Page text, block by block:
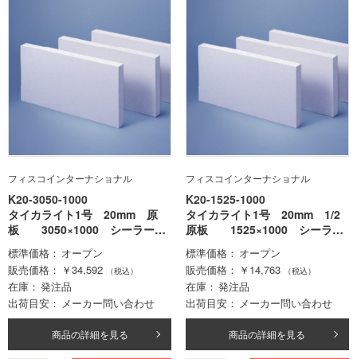
フィスコインターナショナル
K20-3050-1000
タイカライト1号 20mm 原
板 3050×1000 シーラー処
理無
標準価格
オープン
販売価格
￥34,592 （税込）
在庫
発注品
出荷目安
メーカー問い合わせ
商品の詳細を見る
フィスコインターナショナル
K20-1525-1000
タイカライト1号 20mm 1/2
原板 1525×1000 シーラー
処理無
標準価格
オープン
販売価格
￥14,763 （税込）
在庫
発注品
出荷目安
メーカー問い合わせ
商品の詳細を見る